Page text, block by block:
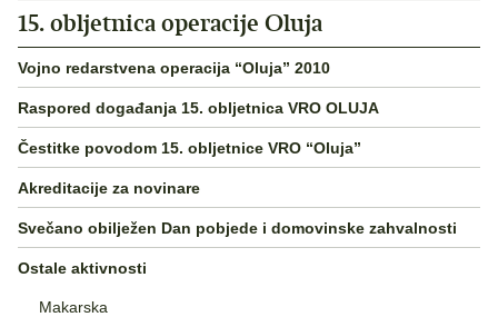
15. obljetnica operacije Oluja
Vojno redarstvena operacija “Oluja” 2010
Raspored događanja 15. obljetnica VRO OLUJA
Čestitke povodom 15. obljetnice VRO “Oluja”
Akreditacije za novinare
Svečano obilježen Dan pobjede i domovinske zahvalnosti
Ostale aktivnosti
Makarska